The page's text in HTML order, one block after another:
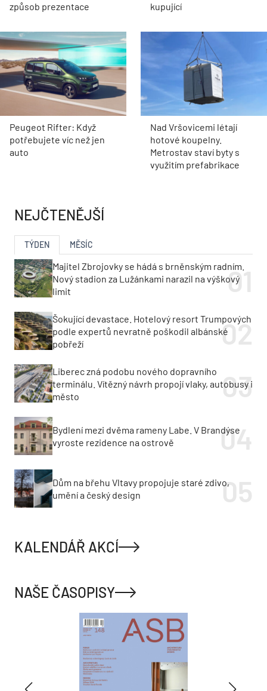
způsob prezentace kupující
Peugeot Rifter: Když
potřebujete víc než jen
auto
Nad Vršovicemi létají
hotové koupelny.
Metrostav staví byty s
využitím prefabrikace
NEJČTENĚJŠÍ
TÝDEN MĚSÍC
Majitel Zbrojovky se hádá s brněnským radním.
Nový stadion za Lužánkami narazil na výškový
limit
Šokující devastace. Hotelový resort Trumpových
podle expertů nevratně poškodil albánské
pobřeží
Liberec zná podobu nového dopravního
terminálu. Vítězný návrh propojí vlaky, autobusy i
město
Bydlení mezi dvěma rameny Labe. V Brandýse
vyroste rezidence na ostrově
Dům na břehu Vltavy propojuje staré zdivo,
umění a český design
KALENDÁŘ AKCÍ
NAŠE ČASOPISY